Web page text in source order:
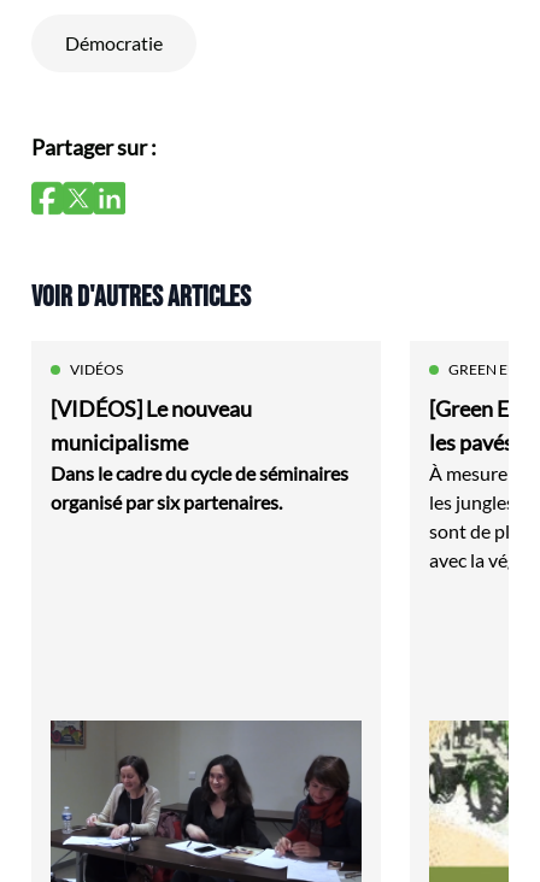
Démocratie
Partager sur :
VOIR D'AUTRES ARTICLES
VIDÉOS
[VIDÉOS] Le nouveau
municipalisme
Dans le cadre du cycle de séminaires
organisé par six partenaires.
GREEN
[Green
les pavés,
À mesure
les jungles
sont de plus
avec la